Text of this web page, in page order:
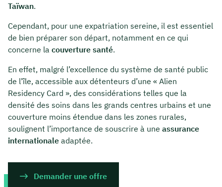
Taïwan.
Cependant, pour une expatriation sereine, il est essentiel
de bien préparer son départ, notamment en ce qui
concerne la couverture santé.
En effet, malgré l’excellence du système de santé public
de l’île, accessible aux détenteurs d’une « Alien
Residency Card », des considérations telles que la
densité des soins dans les grands centres urbains et une
couverture moins étendue dans les zones rurales,
soulignent l’importance de souscrire à une assurance
internationale adaptée.
Demander une offre